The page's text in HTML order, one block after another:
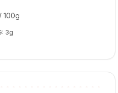
100g
3g